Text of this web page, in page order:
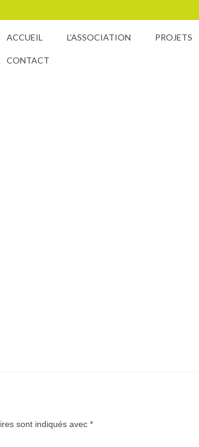
ACCUEIL L’ASSOCIATION PROJETS
CONTACT
sont indiqués avec *